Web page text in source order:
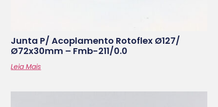
Junta P/ Acoplamento Rotoflex Ø127/
Ø72x30mm – Fmb-211/0.0
Leia Mais